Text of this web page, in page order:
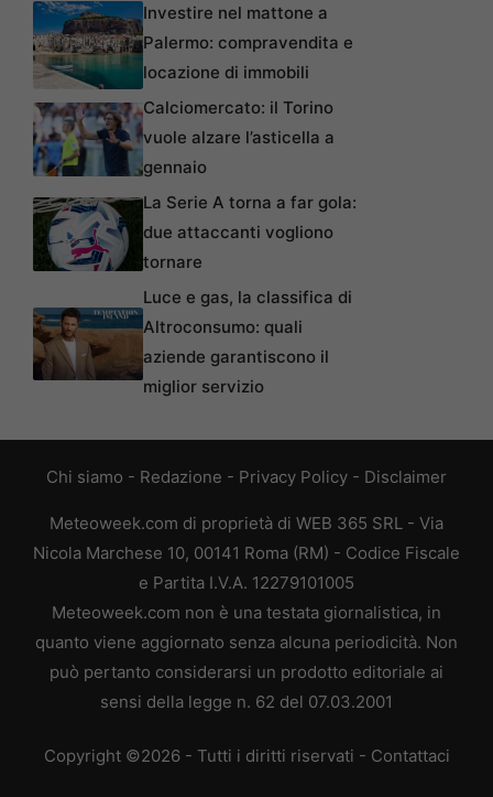
Investire nel mattone a
Palermo: compravendita e
locazione di immobili
Calciomercato: il Torino
vuole alzare l’asticella a
gennaio
La Serie A torna a far gola:
due attaccanti vogliono
tornare
Luce e gas, la classifica di
Altroconsumo: quali
aziende garantiscono il
miglior servizio
Chi siamo - Redazione - Privacy Policy - Disclaimer
Meteoweek.com di proprietà di WEB 365 SRL - Via
Nicola Marchese 10, 00141 Roma (RM) - Codice Fiscale
e Partita I.V.A. 12279101005
Meteoweek.com non è una testata giornalistica, in
quanto viene aggiornato senza alcuna periodicità. Non
può pertanto considerarsi un prodotto editoriale ai
sensi della legge n. 62 del 07.03.2001
Copyright ©2026 - Tutti i diritti riservati - Contattaci